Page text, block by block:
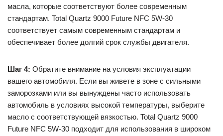
масла, которые соответствуют более современным
стандартам. Total Quartz 9000 Future NFC 5W-30
соответствует самым современным стандартам и
обеспечивает более долгий срок службы двигателя.
Шаг 4: Обратите внимание на условия эксплуатации
вашего автомобиля. Если вы живете в зоне с сильными
заморозками или вы вынуждены часто использовать
автомобиль в условиях высокой температуры, выберите
масло с соответствующей вязкостью. Total Quartz 9000
Future NFC 5W-30 подходит для использования в широком